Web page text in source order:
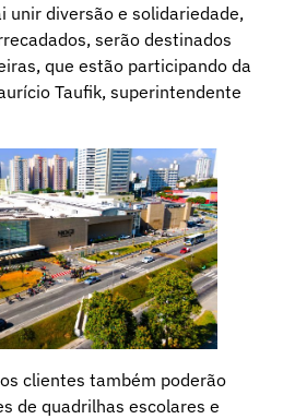
unir diversão e solidariedade,
serão destinados
que estão participando da
Taufik, superintendente
clientes também poderão
de quadrilhas escolares e